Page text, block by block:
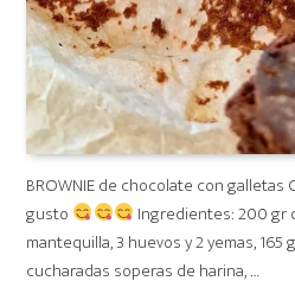
BROWNIE de chocolate con galletas
gusto
Ingredientes: 200 gr
mantequilla, 3 huevos y 2 yemas,
cucharadas soperas de harina, …